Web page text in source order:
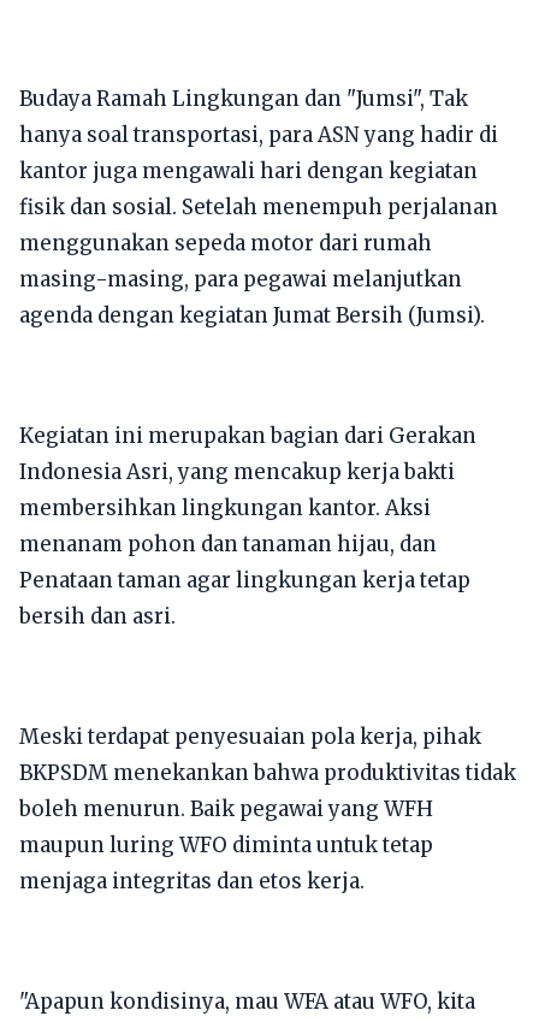
​Budaya Ramah Lingkungan dan "Jumsi", ​Tak
hanya soal transportasi, para ASN yang hadir di
kantor juga mengawali hari dengan kegiatan
fisik dan sosial. Setelah menempuh perjalanan
menggunakan sepeda motor dari rumah
masing-masing, para pegawai melanjutkan
agenda dengan kegiatan Jumat Bersih (Jumsi).
​Kegiatan ini merupakan bagian dari Gerakan
Indonesia Asri, yang mencakup kerja bakti
membersihkan lingkungan kantor. Aksi
menanam pohon dan tanaman hijau, dan
Penataan taman agar lingkungan kerja tetap
bersih dan asri.
​Meski terdapat penyesuaian pola kerja, pihak
BKPSDM menekankan bahwa produktivitas tidak
boleh menurun. Baik pegawai yang WFH
maupun luring WFO diminta untuk tetap
menjaga integritas dan etos kerja.
​"Apapun kondisinya, mau WFA atau WFO, kita